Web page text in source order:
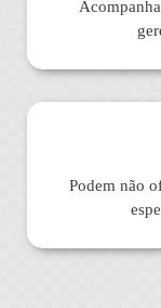
Podem não